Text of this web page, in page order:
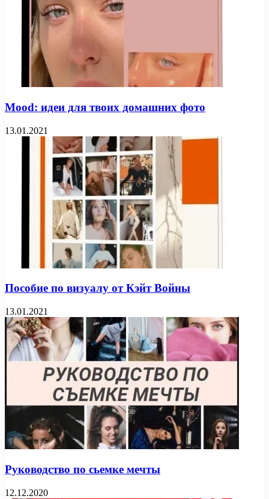
Mood: идеи для твоих домашних фото
13.01.2021
Пособие по визуалу от Кэйт Войны
13.01.2021
Руководство по сьемке мечты
12.12.2020